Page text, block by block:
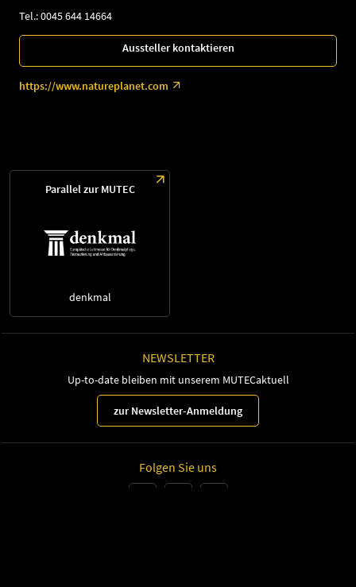
Tel.: 0045 644 14664
Aussteller kontaktieren
https://www.natureplanet.com
Parallel zur MUTEC
denkmal
NEWSLETTER
Up-to-date bleiben mit unserem MUTECaktuell
zur Newsletter-Anmeldung
Folgen Sie uns